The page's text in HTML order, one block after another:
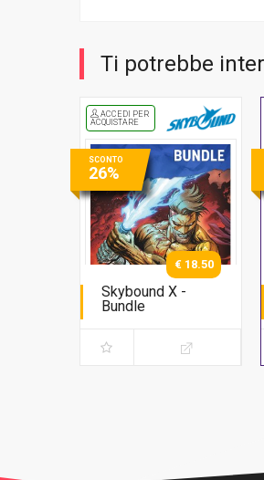
Ti potrebbe
ACCEDI PER
ACQUISTARE
Skybound X -
Bundle
(regular)
€ 18.50
SCONTO
26%